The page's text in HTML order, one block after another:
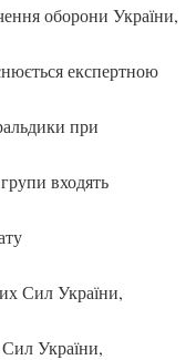
оборони України,
експертною
при
входять
Сил України,
України,